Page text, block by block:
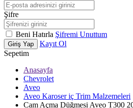
Şifre
Beni Hatırla Şifremi Unuttum
Giriş Yap
Kayıt Ol
Sepetim
Anasayfa
Chevrolet
Aveo
Aveo Karoser iç Trim Malzemeleri
Cam Açma Düğmesi Aveo T300